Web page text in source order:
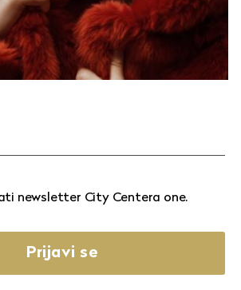
newsletter City Centera one.
Prijavi se